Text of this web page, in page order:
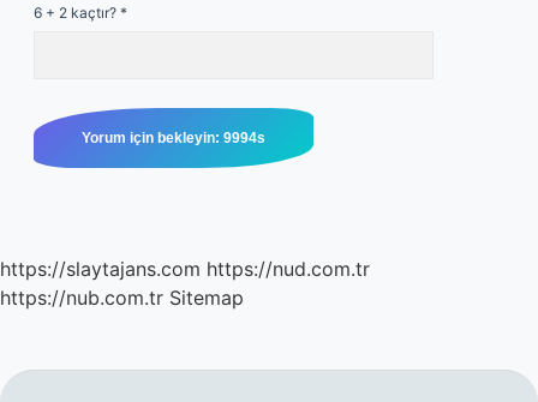
6 + 2 kaçtır? *
https://slaytajans.com https://nud.com.tr
https://nub.com.tr Sitemap